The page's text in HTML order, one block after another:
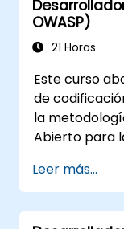
Ayudar a
para los
Ayudar
OWASP)
21 Horas
Este curso
de
la
Abierto para
Security
que crea
Leer más...